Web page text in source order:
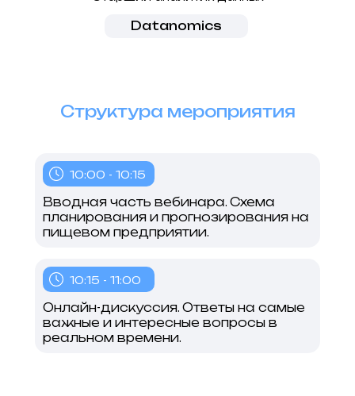
Datanomics
Структура мероприятия
10:15 - 11:00
Онлайн-дискуссия. Ответы на самые
важные и интересные вопросы в
реальном времени.
Вводная часть вебинара. Схема
планирования и прогнозирования на
пищевом предприятии.
10:00 - 10:15